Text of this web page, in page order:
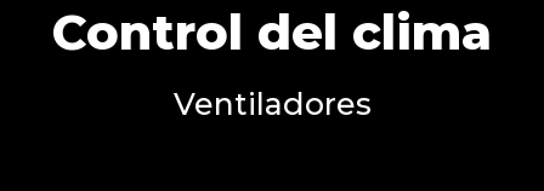
Control del clima
Ventiladores